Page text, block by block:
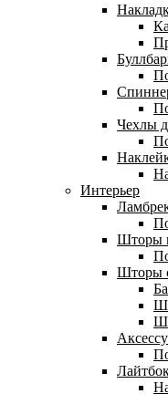
Чехлы
Интерьер
Шторы
Шторы